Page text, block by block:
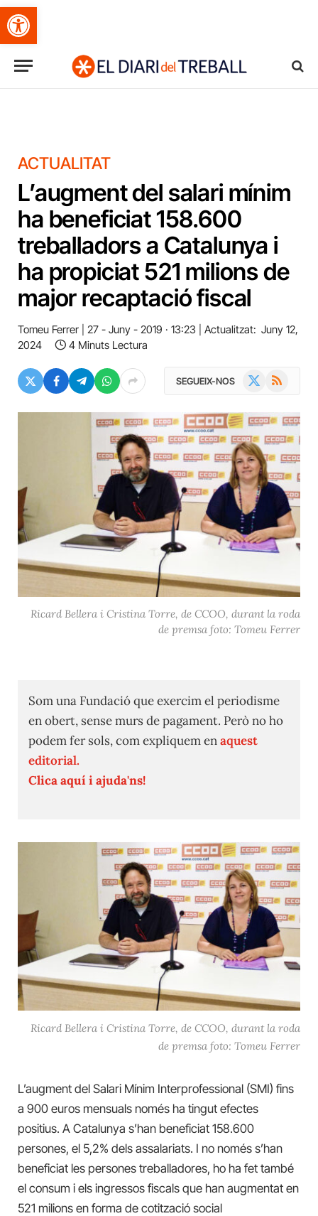
Obre la barra d'eines
ACTUALITAT
L’augment del salari mínim
ha beneficiat 158.600
treballadors a Catalunya i
ha propiciat 521 milions de
major recaptació fiscal
Tomeu Ferrer 27 - Juny - 2019 · 13:23 Actualitzat: Juny 12,
2024
4 Minuts Lectura
SEGUEIX-NOS RSS
Ricard Bellera i Cristina Torre, de CCOO, durant la roda
de premsa foto: Tomeu Ferrer
Som una Fundació que exercim el periodisme
en obert, sense murs de pagament. Però no ho
podem fer sols, com expliquem enaquest
editorial.
Clica aquí i ajuda'ns!
Ricard Bellera i Cristina Torre, de CCOO, durant la roda
de premsa foto: Tomeu Ferrer
L’augment del Salari Mínim Interprofessional (SMI) fins
a 900 euros mensuals només ha tingut efectes
positius. A Catalunya s’han beneficiat 158.600
persones, el 5,2% dels assalariats. I no només s’han
beneficiat les persones treballadores, ho ha fet també
el consum i els ingressos fiscals que han augmentat en
521 milions en forma de cotització social